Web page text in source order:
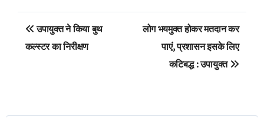
Post
navigation
उपायुक्त ने किया बुथ
कल्स्टर का निरीक्षण
लोग भयमुक्त होकर मतदान कर
पाएं, प्रशासन इसके लिए
कटिबद्ध : उपायुक्त